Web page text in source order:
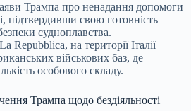
Трампа про ненадання допомоги
підтвердивши свою готовність
судноплавства.
Repubblica, на території Італії
військових баз, де
особового складу.
Трампа щодо бездіяльності